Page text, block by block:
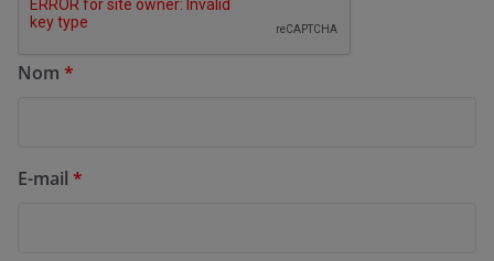
Nom *
E-mail *